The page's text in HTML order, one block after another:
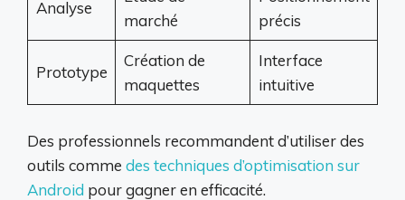
Analyse
marché
précis
Prototype
Création de
maquettes
Interface
intuitive
Des professionnels recommandent d’utiliser des
outils comme des techniques d’optimisation sur
Android pour gagner en efficacité.